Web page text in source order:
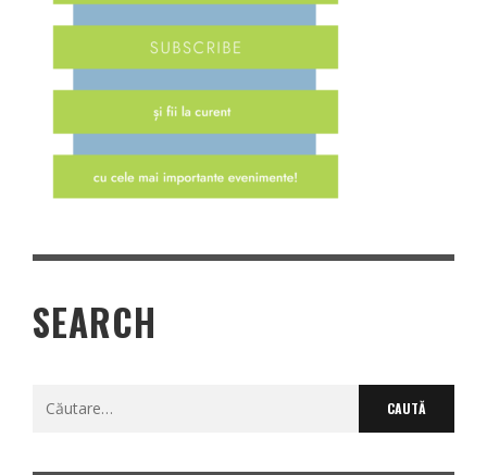
SEARCH
Caută